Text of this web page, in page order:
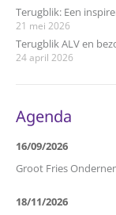
Terugblik: Een
21 mei 2026
Terugblik ALV en
24 april 2026
Agenda
16/09/2026
Groot Fries
18/11/2026